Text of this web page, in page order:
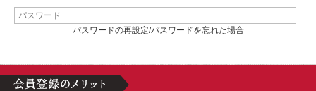
パスワードの再設定/パスワードを忘れた場合